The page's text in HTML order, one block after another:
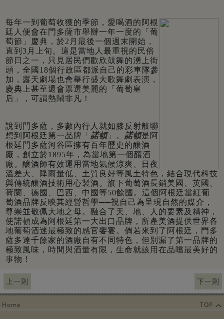
每年一到葡萄收獲的季節，愛喝酒的阿根
廷人便會在門多薩市舉辦一年一度的「葡
萄節」慶典，於2月最後一個週末開始，
直到3月上旬。這是當地人最重視的民俗
節日之一，只見居民們歡欣鼓舞的湧上街
頭，全國18個行政區都派自己的彩車隊參
加，露天劇場也會舉行盛大歌舞劇表演，
慶典上甚至還會票選美麗的「葡萄皇
后」，可謂熱鬧非凡！
說到門多薩，多數內行人就如膝反射般聯
想到阿根廷第一品牌「 諾頓」。 諾頓是阿
根廷門多薩河谷區擁有百年歷史的釀酒
廠，創立於1895年，為當地第一個釀酒
廠。釀酒師有效運用當地氣候涼爽、日夜
溫差大、降雨量低、土質良好等風土特色，結合現代科技
與傳統釀酒技術用心製酒。旗下葡萄酒長銷美國、英國、
荷蘭、德國、巴西、中國等50餘國。這個阿根廷當紅葡
萄酒品牌反映其經營哲學──視自己為呈現自然的媒介，
尊崇並敬佩大地之母。融合了天、地、人的要素及精神，
使諾頓成為阿根廷第一大出口品牌，所產美酒提供世界各
地葡萄酒迷最極致的感官饗宴。倘若來到了阿根廷，門多
薩多達千餘家的酒廠自有不同特色，但別漏了第一品牌的
極致風味，時間與酒量有限，生命就該用在品嚐最美好的
事物！
上一則 下一則
Home TOP